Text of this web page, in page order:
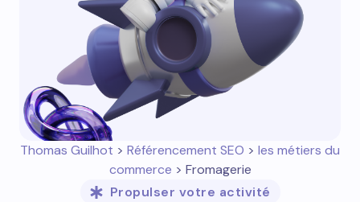
Thomas Guilhot > Référencement SEO > les métiers du
commerce > Fromagerie
Propulser votre activité